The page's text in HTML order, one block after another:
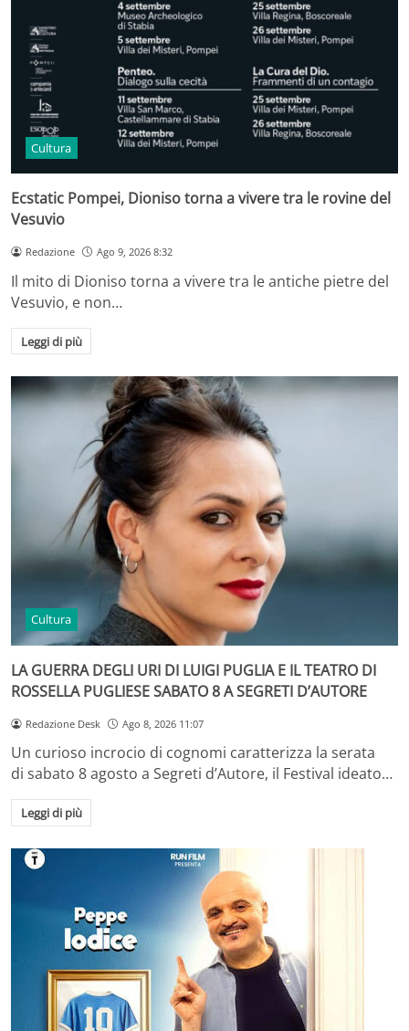
Cultura
Ecstatic Pompei, Dioniso torna a vivere tra le rovine del
Vesuvio
Redazione Ago 9, 2026 8:32
Il mito di Dioniso torna a vivere tra le antiche pietre del
Vesuvio, e non…
Leggi di più
Cultura
LA GUERRA DEGLI URI DI LUIGI PUGLIA E IL TEATRO DI
ROSSELLA PUGLIESE SABATO 8 A SEGRETI D’AUTORE
Redazione Desk Ago 8, 2026 11:07
Un curioso incrocio di cognomi caratterizza la serata
di sabato 8 agosto a Segreti d’Autore, il Festival ideato…
Leggi di più